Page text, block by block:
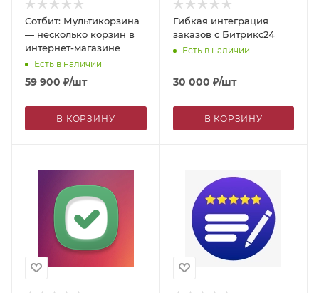
Сотбит: Мультикорзина
— несколько корзин в
интернет-магазине
Есть в наличии
59 900 ₽/шт
В КОРЗИНУ
Гибкая интеграция
заказов с Битрикс24
Есть в наличии
30 000 ₽/шт
В КОРЗИНУ